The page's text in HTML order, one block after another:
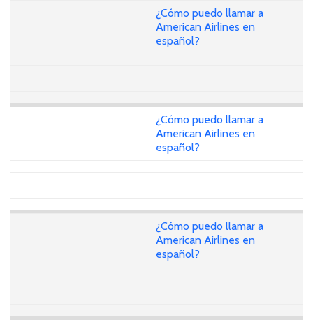
¿Cómo puedo llamar a
American Airlines en
español?
¿Cómo puedo llamar a
American Airlines en
español?
¿Cómo puedo llamar a
American Airlines en
español?